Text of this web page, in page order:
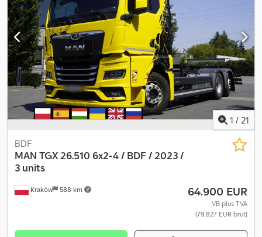
ELECTRICE ? OGLINZI ELECTRICE ? FRÂNĂ MOTOR ? TAHOGRAF
CAPACITATE: 20.000 kg GREUTATE TOTALĂ: 34.000 kg
AMPATAMENT: 180/255/140 cm DIMENSIUNE ANVELOPE: 13R22,5
SUSPENSIE: CU ARC TEL: KUBA - POLONEZĂ, ENGLEZĂ, GERMANĂ,
ITALIANĂ SEBASTIAN - POLONEZĂ, GERMANĂ, ITALIANĂ, ?????
LASZLO - MAGHIARĂ COSTEL - ROMÂNĂ? (Pentru export, ne
ocupăm de toate formalitățile, inclusiv de numere) RADEK - ?????
Crsdozrkmvjpfx Aikjf Nr. referință: 1903
1 / 21
Kraków 588 km
BDF
MAN TGX 26.510 6x2-4 / BDF / 2023 /
3 units
64.900 EUR
VB plus TVA
(79.827 EUR brut)